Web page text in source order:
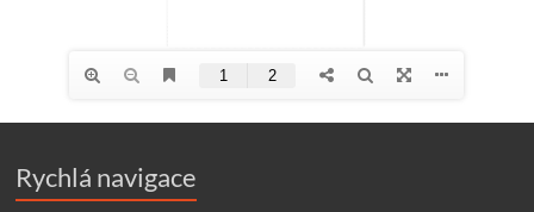
Rychlá navigace